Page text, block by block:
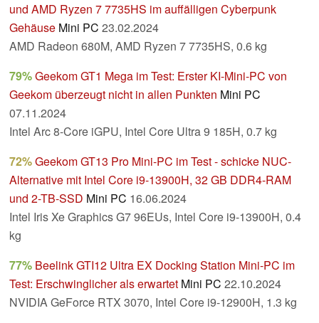
und AMD Ryzen 7 7735HS im auffälligen Cyberpunk
Gehäuse Mini PC 23.02.2024
AMD Radeon 680M, AMD Ryzen 7 7735HS, 0.6 kg
79%Geekom GT1 Mega im Test: Erster KI-Mini-PC von
Geekom überzeugt nicht in allen Punkten Mini PC
07.11.2024
Intel Arc 8-Core iGPU, Intel Core Ultra 9 185H, 0.7 kg
72%Geekom GT13 Pro Mini-PC im Test - schicke NUC-
Alternative mit Intel Core i9-13900H, 32 GB DDR4-RAM
und 2-TB-SSD Mini PC 16.06.2024
Intel Iris Xe Graphics G7 96EUs, Intel Core i9-13900H, 0.4
kg
77% Beelink GTI12 Ultra EX Docking Station Mini-PC im
Test: Erschwinglicher als erwartet Mini PC 22.10.2024
NVIDIA GeForce RTX 3070, Intel Core i9-12900H, 1.3 kg